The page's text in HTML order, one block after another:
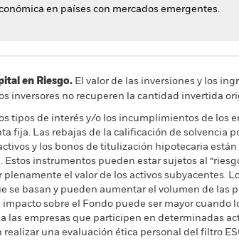
en países con mercados emergentes.
en Riesgo. El valor de las inversiones y los
inversores no recuperen la cantidad invertida
tipos de interés y/o los incumplimientos de los
fija. Las rebajas de la calificación de solvencia
y los bonos de titulización hipotecaria
instrumentos pueden estar sujetos al
el valor de los activos subyacentes.
se basan y pueden aumentar el volumen de las
sobre el Fondo puede ser mayor
las empresas que participen en determinadas
una evaluación ética personal del filtro